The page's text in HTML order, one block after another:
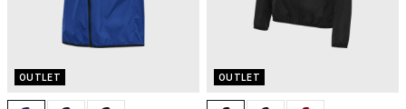
OUTLET OUTLET